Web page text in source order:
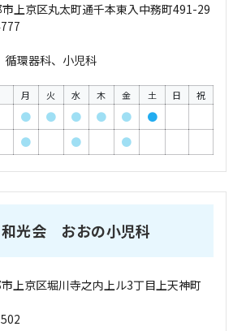
上京区丸太町通千本東入中務町491-29
循環器科、小児科
月 火 水 木 金 土 日 祝
● ● ● ● ●
●
● ● ●
光会 おおの小児科
上京区堀川寺之内上ル3丁目上天神町